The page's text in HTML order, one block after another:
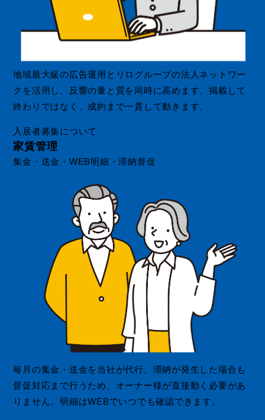
地域最大級の広告運用とリログループの法人ネットワー
クを活用し、反響の量と質を同時に高めます。掲載して
終わりではなく、成約まで一貫して動きます。
入居者募集について
家賃管理
集金・送金・WEB明細・滞納督促
毎月の集金・送金を当社が代行。滞納が発生した場合も
督促対応まで行うため、オーナー様が直接動く必要があ
りません。明細はWEBでいつでも確認できます。